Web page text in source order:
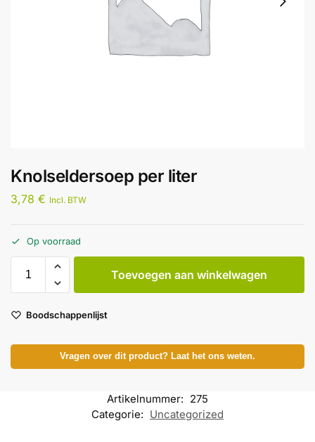
Knolseldersoep per liter
3,78 € Incl. BTW
Op voorraad
Toevoegen aan winkelwagen
Boodschappenlijst
Vragen over dit product? Laat het ons weten.
Artikelnummer: 275
Categorie: Uncategorized